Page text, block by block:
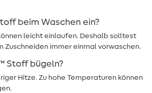
beim Waschen ein?
leicht einlaufen. Deshalb solltest
Zuschneiden immer einmal vorwaschen.
Stoff bügeln?
Hitze. Zu hohe Temperaturen können